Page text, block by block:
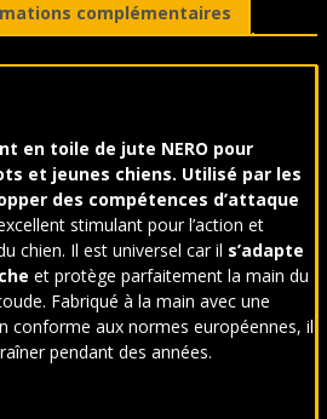
complémentaires
en toile de jute NERO pour
et jeunes chiens. Utilisé par les
des compétences d’attaque
stimulant pour l’action et
chien. Il est universel car il s’adapte
et protège parfaitement la main du
Fabriqué à la main avec une
conforme aux normes européennes, il
pendant des années.